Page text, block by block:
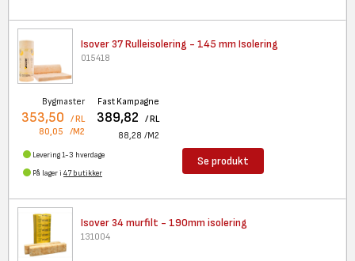
Isover 37 Rulleisolering - 145 mm Isolering
015418
Bygmaster
353,50 / RL
80,05 /M2
Fast Kampagne
389,82 / RL
88,28 /M2
Levering 1-3 hverdage
På lager i 47 butikker
Se produkt
Isover 34 murfilt - 190mm isolering
131004